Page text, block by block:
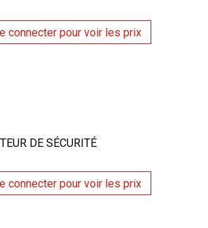
connecter pour voir les prix
DE SÉCURITÉ
connecter pour voir les prix